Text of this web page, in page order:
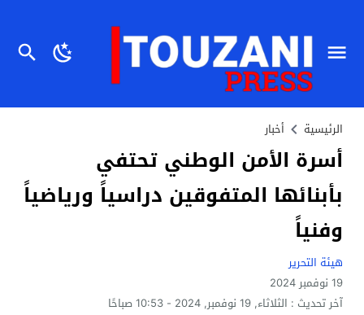
الرئيسية أخبار
أسرة الأمن الوطني تحتفي
بأبنائها المتفوقين دراسياً ورياضياً
وفنياً
هيئة التحرير
19 نوفمبر 2024
آخر تحديث : الثلاثاء, 19 نوفمبر, 2024 - 10:53 صباحًا